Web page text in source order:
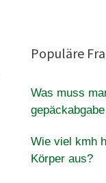
Populäre
Was muss
Wie viel kmh
Körper aus?